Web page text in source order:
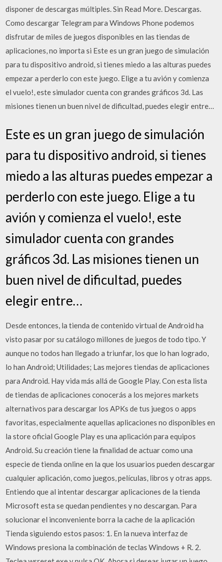
disponer de descargas múltiples. Sin Read More. Descargas.
Como descargar Telegram para Windows Phone podemos
disfrutar de miles de juegos disponibles en las tiendas de
aplicaciones, no importa si Este es un gran juego de simulación
para tu dispositivo android, si tienes miedo a las alturas puedes
empezar a perderlo con este juego. Elige a tu avión y comienza
el vuelo!, este simulador cuenta con grandes gráficos 3d. Las
misiones tienen un buen nivel de dificultad, puedes elegir entre…
Este es un gran juego de simulación
para tu dispositivo android, si tienes
miedo a las alturas puedes empezar a
perderlo con este juego. Elige a tu
avión y comienza el vuelo!, este
simulador cuenta con grandes
gráficos 3d. Las misiones tienen un
buen nivel de dificultad, puedes
elegir entre…
Desde entonces, la tienda de contenido virtual de Android ha
visto pasar por su catálogo millones de juegos de todo tipo. Y
aunque no todos han llegado a triunfar, los que lo han logrado,
lo han Android; Utilidades; Las mejores tiendas de aplicaciones
para Android. Hay vida más allá de Google Play. Con esta lista
de tiendas de aplicaciones conocerás a los mejores markets
alternativos para descargar los APKs de tus juegos o apps
favoritas, especialmente aquellas aplicaciones no disponibles en
la store oficial Google Play es una aplicación para equipos
Android. Su creación tiene la finalidad de actuar como una
especie de tienda online en la que los usuarios pueden descargar
cualquier aplicación, como juegos, películas, libros y otras apps.
Entiendo que al intentar descargar aplicaciones de la tienda
Microsoft esta se quedan pendientes y no descargan. Para
solucionar el inconveniente borra la cache de la aplicación
Tienda siguiendo estos pasos: 1. En la nueva interfaz de
Windows presiona la combinación de teclas Windows + R. 2.